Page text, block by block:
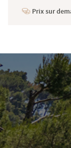
Prix
Prix sur